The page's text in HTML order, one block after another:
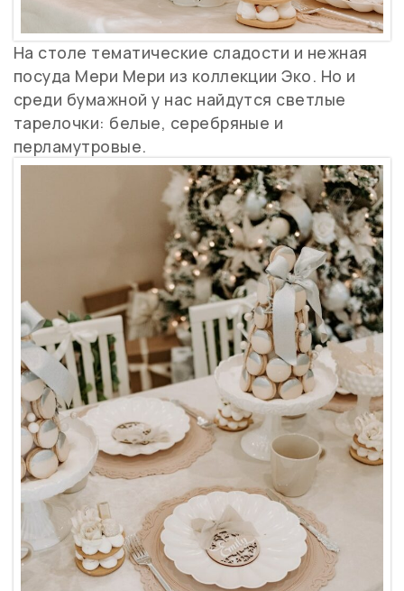
На столе тематические сладости и нежная
посуда Мери Мери из коллекции Эко. Но и
среди бумажной у нас найдутся светлые
тарелочки: белые, серебряные и
перламутровые.